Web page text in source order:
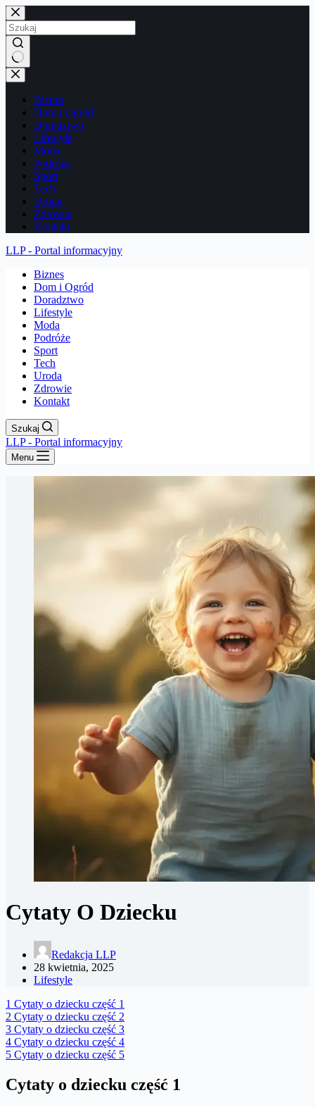
Przejdź
do
treści
Brak
wyników
Biznes
Dom i Ogród
Doradztwo
Lifestyle
Moda
Podróże
Sport
Tech
Uroda
Zdrowie
Kontakt
LLP - Portal informacyjny
Biznes
Dom i Ogród
Doradztwo
Lifestyle
Moda
Podróże
Sport
Tech
Uroda
Zdrowie
Kontakt
Szukaj
LLP - Portal informacyjny
Menu
Cytaty O Dziecku
Redakcja LLP
28 kwietnia, 2025
Lifestyle
1 Cytaty o dziecku część 1
2 Cytaty o dziecku część 2
3 Cytaty o dziecku część 3
4 Cytaty o dziecku część 4
5 Cytaty o dziecku część 5
Cytaty o dziecku część 1